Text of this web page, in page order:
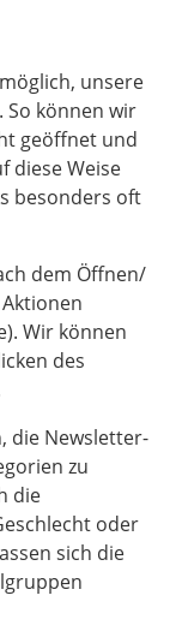
unsere
So können wir
geöffnet und
diese Weise
besonders oft
dem Öffnen/
Wir können
des
die Newsletter-
zu
die
oder
sich die